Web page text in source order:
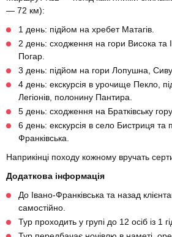
— 72 км):
1 день: підйом на хребет Матагів.
2 день: сходження на гори Висока та
Погар.
3 день: підйом на гори Лопушна,
4 день: екскурсія в урочище Пекло,
Легіонів, полонину Пантира.
5 день: сходження на Братківську
6 день: екскурсія в село Бистриця та
Франківська.
Наприкінці походу кожному вручать
Додаткова інформація
До Івано-Франківська та назад
самостійно.
Тур проходить у групі до 12 осіб із 1